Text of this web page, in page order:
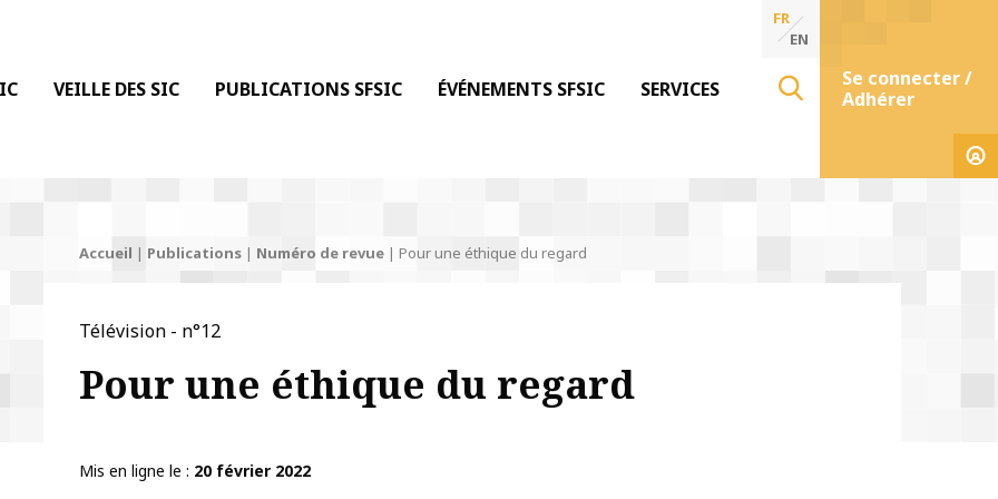
LA COMMUNICATION
VEILLE DES SIC PUBLICATIONS SFSIC ÉVÉNEMENTS SFSIC SERVICES
FR
EN
Se connecter /
Adhérer
Accueil | Publications| Numéro de revue| Pour une éthique du regard
Télévision - n°12
Pour une éthique du regard
Mis en ligne le
20 février 2022